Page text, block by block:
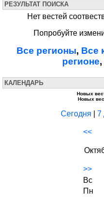
РЕЗУЛЬТАТ ПОИСКА
Нет вестей
Попробуйте
Все регионы, Все
регионе,
КАЛЕНДАРЬ
Новых
Новых
Сегодня 7
<<
>>
Вс
Пн